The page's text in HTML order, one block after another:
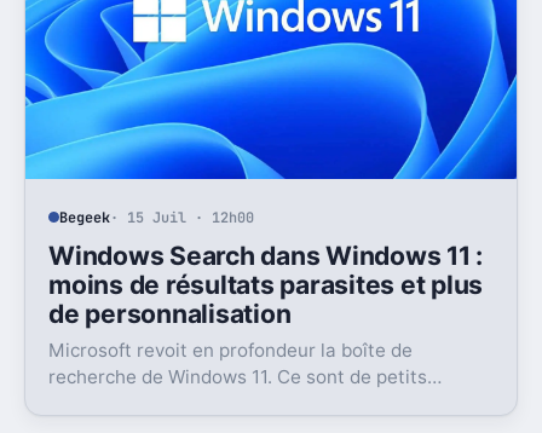
Begeek· 15 Juil · 12h00
Windows Search dans Windows 11 :
moins de résultats parasites et plus
de personnalisation
Microsoft revoit en profondeur la boîte de
recherche de Windows 11. Ce sont de petits